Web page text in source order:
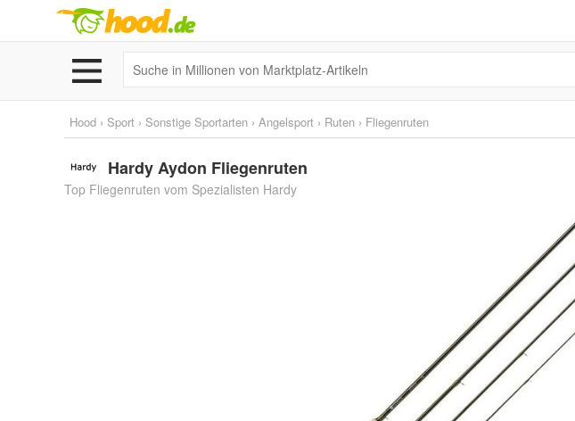
Hood › Sport › Sonstige Sportarten › Angelsport › Ruten › Fliegenruten
Hardy Aydon Fliegenruten
Top Fliegenruten vom Spezialisten Hardy